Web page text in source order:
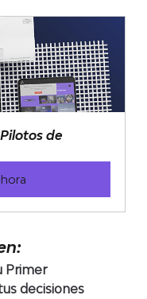
de
Primer
decisiones